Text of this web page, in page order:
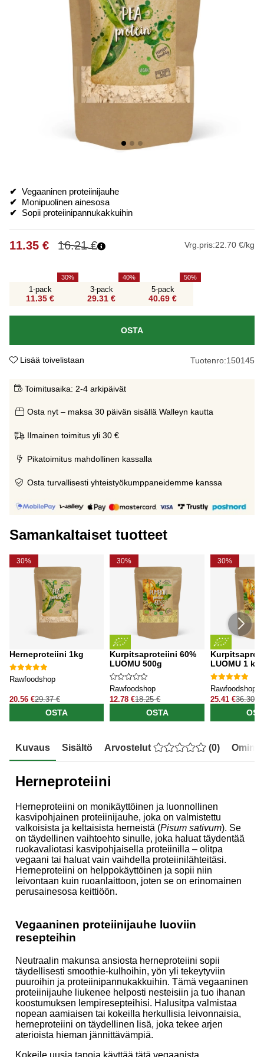
✔ Vegaaninen proteiinijauhe
✔ Monipuolinen ainesosa
✔ Sopii proteiinipannukakkuihin
16.21€
11.35 € Vrg.pris:22.70 €/kg
1-pack
11.35 €
30
3-pack
29.31 €
40
5-pack
40.69 €
50
OSTA
Lisää toivelistaan Tuotenro:150145
Toimitusaika: 2-4 arkipäivät
Osta nyt – maksa 30 päivän sisällä Walleyn kautta
Ilmainen toimitus yli 30 €
Pikatoimitus mahdollinen kassalla
Osta turvallisesti yhteistyökumppaneidemme kanssa
Samankaltaiset tuotteet
30%
Herneproteiini 1kg
Rawfoodshop
20.56 €29.37 €
OSTA
30%
Kurpitsaproteiini 60%
LUOMU 500g
Rawfoodshop
12.78 €18.25 €
OSTA
30%
LUOMU 1 kg
Rawfoodshop
25.41 €36.30 €
Kuvaus Sisältö Arvostelut (0)
Herneproteiini
Herneproteiini on monikäyttöinen ja luonnollinen
kasvipohjainen proteiinijauhe, joka on valmistettu
valkoisista ja keltaisista herneistä (Pisum sativum). Se
on täydellinen vaihtoehto sinulle, joka haluat täydentää
ruokavaliotasi kasvipohjaisella proteiinilla – olitpa
vegaani tai haluat vain vaihdella proteiinilähteitäsi.
Herneproteiini on helppokäyttöinen ja sopii niin
leivontaan kuin ruoanlaittoon, joten se on erinomainen
perusainesosa keittiöön.
Vegaaninen proteiinijauhe luoviin
resepteihin
Neutraalin makunsa ansiosta herneproteiini sopii
täydellisesti smoothie-kulhoihin, yön yli tekeytyviin
puuroihin ja proteiinipannukakkuihin. Tämä vegaaninen
proteiinijauhe liukenee helposti nesteisiin ja tuo ihanan
koostumuksen lempiresepteihisi. Halusitpa valmistaa
nopean aamiaisen tai kokeilla herkullisia leivonnaisia,
herneproteiini on täydellinen lisä, joka tekee arjen
aterioista hieman jännittävämpiä.
Kokeile uusia tapoja käyttää tätä vegaanista